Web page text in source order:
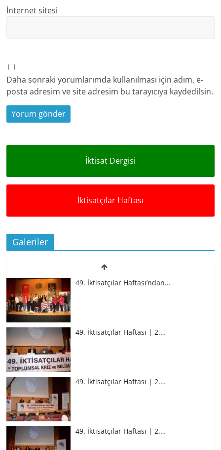
İnternet sitesi
Daha sonraki yorumlarımda kullanılması için adım, e-
posta adresim ve site adresim bu tarayıcıya kaydedilsin.
İktisat Dergisi
İktisatçılar Haftası
Galeriler
49. İktisatçılar Haftası’ndan…
49. İktisatçılar Haftası | 2.…
49. İktisatçılar Haftası | 2.…
49. İktisatçılar Haftası | 2.…